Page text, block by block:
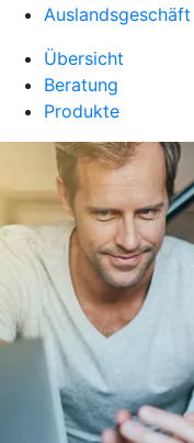
Auslandsgeschäft
Übersicht
Beratung
Produkte